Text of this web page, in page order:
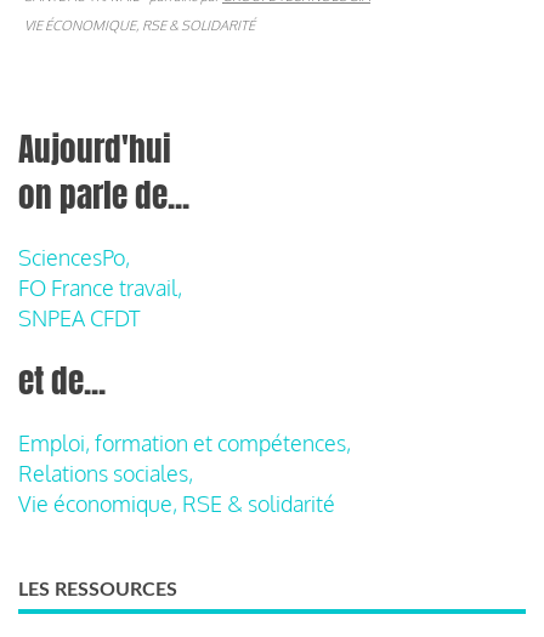
VIE ÉCONOMIQUE, RSE & SOLIDARITÉ
Aujourd'hui
on parle de...
SciencesPo,
FO France travail,
SNPEA CFDT
et de...
Emploi, formation et compétences,
Relations sociales,
Vie économique, RSE & solidarité
LES RESSOURCES